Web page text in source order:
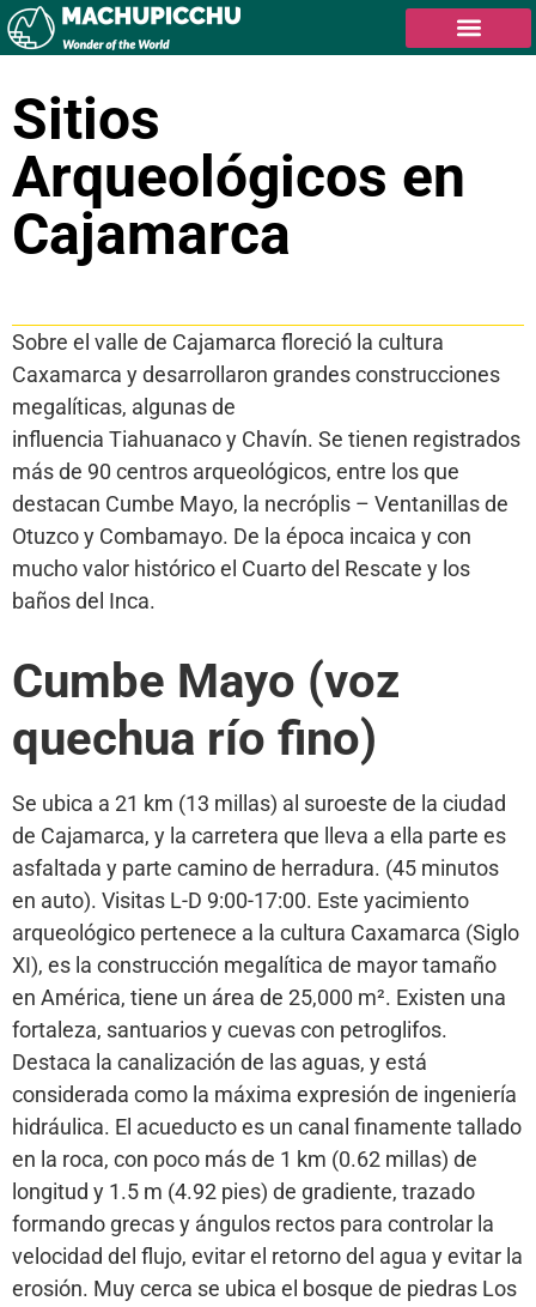
Sitios
Arqueológicos en
Cajamarca
Sobre el valle de Cajamarca floreció la cultura
Caxamarca y desarrollaron grandes construcciones
megalíticas, algunas de
influencia Tiahuanaco y Chavín. Se tienen registrados
más de 90 centros arqueológicos, entre los que
destacan Cumbe Mayo, la necróplis – Ventanillas de
Otuzco y Combamayo. De la época incaica y con
mucho valor histórico el Cuarto del Rescate y los
baños del Inca.
Cumbe Mayo (voz
quechua río fino)
Se ubica a 21 km (13 millas) al suroeste de la ciudad
de Cajamarca, y la carretera que lleva a ella parte es
asfaltada y parte camino de herradura. (45 minutos
en auto). Visitas L-D 9:00-17:00. Este yacimiento
arqueológico pertenece a la cultura Caxamarca (Siglo
XI), es la construcción megalítica de mayor tamaño
en América, tiene un área de 25,000 m². Existen una
fortaleza, santuarios y cuevas con petroglifos.
Destaca la canalización de las aguas, y está
considerada como la máxima expresión de ingeniería
hidráulica. El acueducto es un canal finamente tallado
en la roca, con poco más de 1 km (0.62 millas) de
longitud y 1.5 m (4.92 pies) de gradiente, trazado
formando grecas y ángulos rectos para controlar la
velocidad del flujo, evitar el retorno del agua y evitar la
erosión. Muy cerca se ubica el bosque de piedras Los